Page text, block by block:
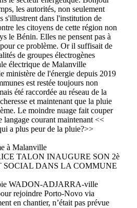
les autorités, non seulement
s'illustrent dans l'institution de
les citoyens de cette région non
le Bénin. Elles ne pensent pas à
ce problème. Or il suffisait de
de groupes électrogènes
électrique de Malanville
ministère de l'énergie depuis 2019
est restée toujours non
été raccordée au réseau de la
et maintenant que la pluie
Le moindre nuage fait couper
courant maintenant <<
a plus peur de la pluie?>>
à Malanville
TALON INAUGURE SON 2è
DANS LA COMMUNE
WADON-ADJARRA-ville
rejoindre Porto-Novo via
en chantier, n’était pas prévue